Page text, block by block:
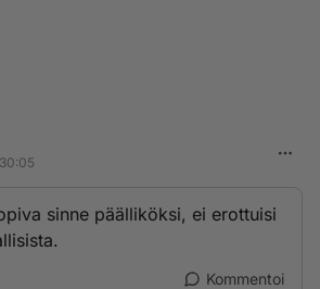
sinne päälliköksi, ei erottuisi
Kommentoi